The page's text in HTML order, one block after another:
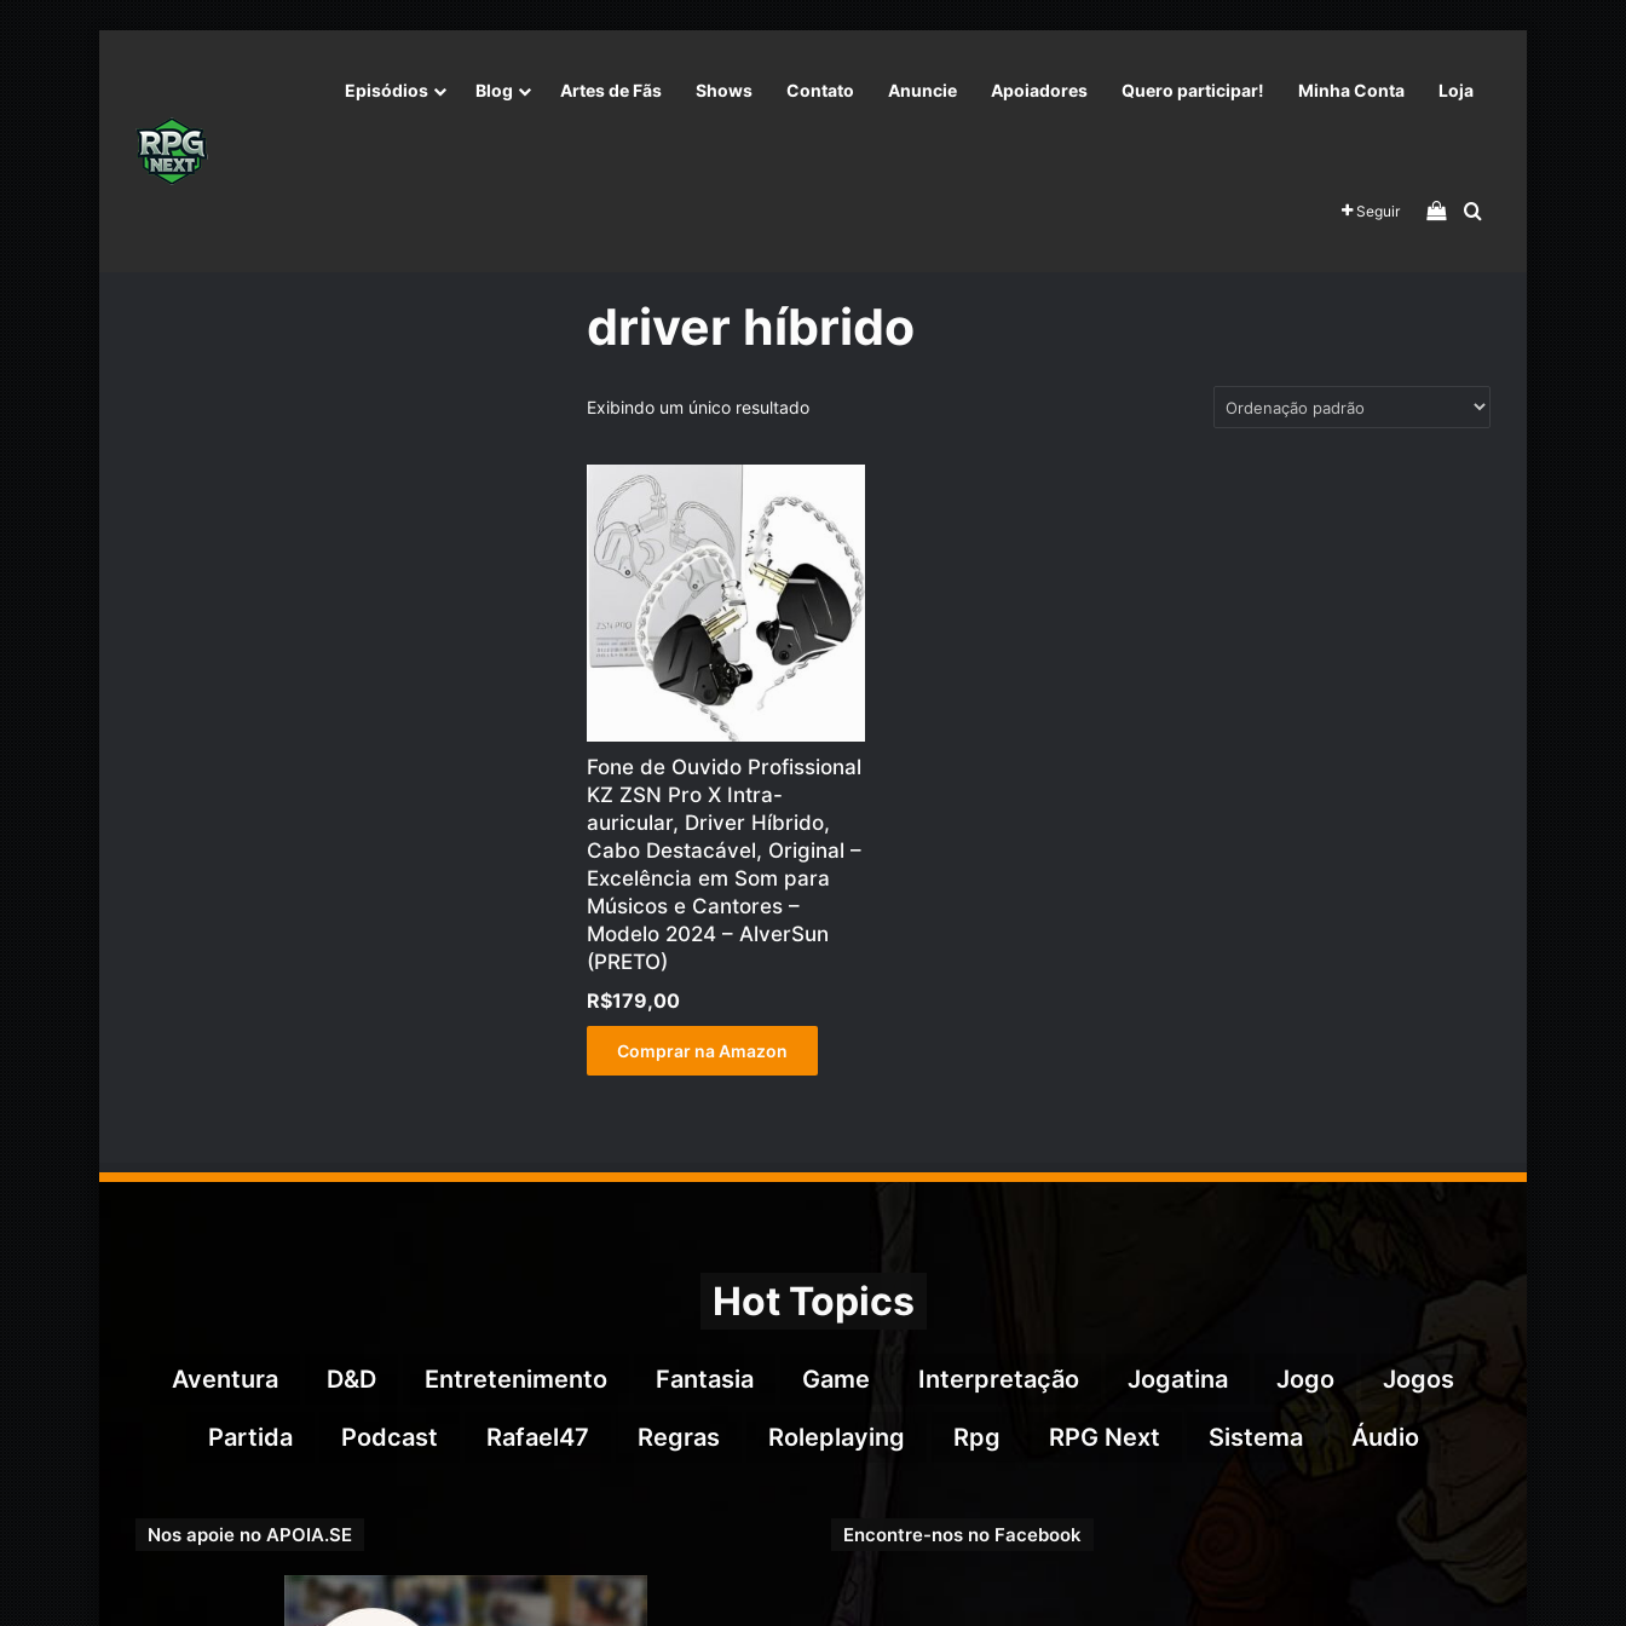
Episódios Blog Artes de Fãs Shows Contato Anuncie Apoiadores Quero participar! Minha Conta Loja
Seguir Veja seu carrinho
Procurar por
driver híbrido
Exibindo um único resultado
Fone de Ouvido Profissional
KZ ZSN Pro X Intra-
auricular, Driver Híbrido,
Cabo Destacável, Original –
Excelência em Som para
Músicos e Cantores –
Modelo 2024 – AlverSun
(PRETO)
R$179,00
Comprar na Amazon
Hot Topics
Aventura D&D Entretenimento Fantasia Game Interpretação Jogatina Jogo
Jogos
Partida
Podcast Rafael47 Regras Roleplaying Rpg RPG Next Sistema Áudio
Nos apoie no APOIA.SE Encontre-nos no Facebook